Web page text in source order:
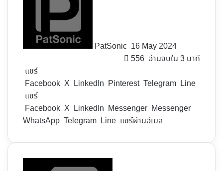
PatSonic 16 May 2024
556 อ่านจบใน 3 นาที
แชร์
Facebook X LinkedIn Pinterest Telegram Line
แชร์
Facebook X LinkedIn Messenger Messenger
WhatsApp Telegram Line แชร์ผ่านอีเมล